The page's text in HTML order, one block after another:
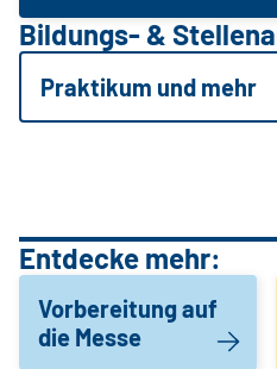
Bildungs- &
Praktikum und mehr
Entdecke mehr:
Vorbereitung auf
die Messe